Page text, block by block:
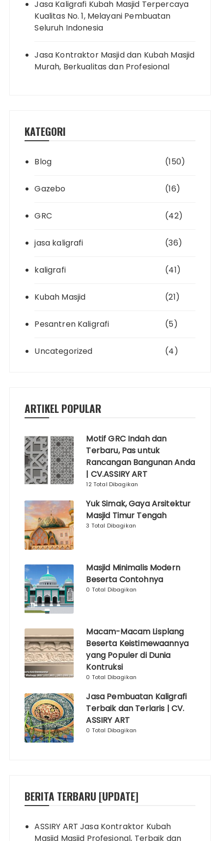
Jasa Kaligrafi Kubah Masjid Terpercaya
Kualitas No. 1, Melayani Pembuatan
Seluruh Indonesia
Jasa Kontraktor Masjid dan Kubah Masjid
Murah, Berkualitas dan Profesional
KATEGORI
Blog (150)
Gazebo (16)
GRC (42)
jasa kaligrafi (36)
kaligrafi (41)
Kubah Masjid (21)
Pesantren Kaligrafi (5)
Uncategorized (4)
ARTIKEL POPULAR
Motif GRC Indah dan
Terbaru, Pas untuk
Rancangan Bangunan Anda
| CV.ASSIRY ART
12 Total Dibagikan
Yuk Simak, Gaya Arsitektur
Masjid Timur Tengah
3 Total Dibagikan
Masjid Minimalis Modern
Beserta Contohnya
0 Total Dibagikan
Macam-Macam Lisplang
Beserta Keistimewaannya
yang Populer di Dunia
Kontruksi
0 Total Dibagikan
Jasa Pembuatan Kaligrafi
Terbaik dan Terlaris | CV.
ASSIRY ART
0 Total Dibagikan
BERITA TERBARU [UPDATE]
ASSIRY ART Jasa Kontraktor Kubah
Masjid Masjid Profesional, Terbaik dan